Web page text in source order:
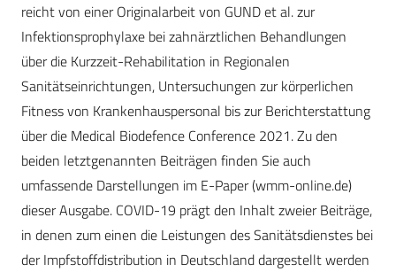
reicht von einer Originalarbeit von GUND et al. zur
Infektionsprophylaxe bei zahnärztlichen Behandlungen
über die Kurzzeit-Rehabilitation in Regionalen
Sanitätseinrichtungen, Untersuchungen zur körperlichen
Fitness von Krankenhauspersonal bis zur Berichterstattung
über die Medical Biodefence Conference 2021. Zu den
beiden letztgenannten Beiträgen finden Sie auch
umfassende Darstellungen im E-Paper (wmm-online.de)
dieser Ausgabe. COVID-19 prägt den Inhalt zweier Beiträge,
in denen zum einen die Leistungen des Sanitätsdienstes bei
der Impfstoffdistribution in Deutschland dargestellt werden